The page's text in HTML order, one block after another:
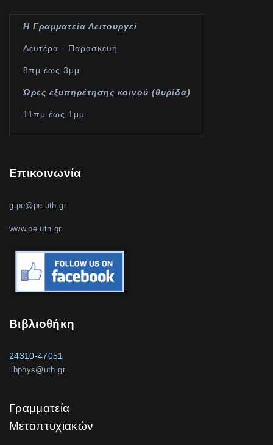
Η Γραμματεία Λειτουργεί
Δευτέρα - Παρασκευή
8πμ έως 3μμ
Ώρες εξυπηρέτησης κοινού (θυρίδα)
11πμ έως 1μμ
Επικοινωνία
g-pe@pe.uth.gr
www.pe.uth.gr
Βιβλιοθήκη
24310-47051
libphys@uth.gr
Γραμματεία
Μεταπτυχιακών